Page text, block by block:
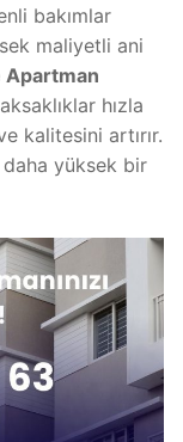
bakımlar
maliyetli ani
Apartman
hızla
kalitesini artırır.
daha yüksek bir